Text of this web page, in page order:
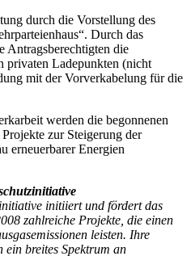
durch die Vorstellung des
Durch das
Antragsberechtigten die
privaten Ladepunkten (nicht
mit der Vorverkabelung für die
werden die begonnenen
zur Steigerung der
erneuerbarer Energien
initiiert und fördert das
zahlreiche Projekte, die einen
leisten. Ihre
ein breites Spektrum an